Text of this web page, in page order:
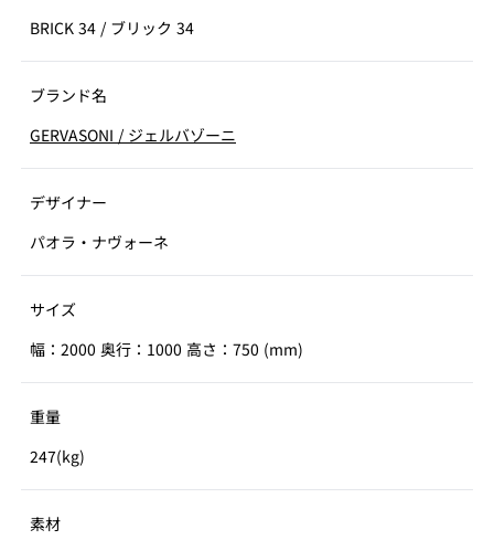
BRICK 34 / ブリック 34
ブランド名
GERVASONI / ジェルバゾーニ
デザイナー
パオラ・ナヴォーネ
サイズ
幅：2000 奥行：1000 高さ：750 (mm)
重量
247(kg)
素材